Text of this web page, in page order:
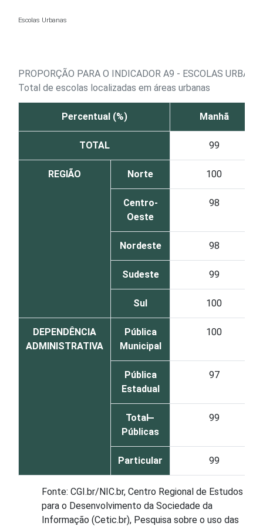
Escolas Urbanas
PROPORÇÃO PARA O INDICADOR A9 - ESCOLAS
Total de escolas localizadas em áreas urbanas
Percentual (%) Manhã
TOTAL 99
REGIÃO Norte 100
Centro-
Oeste
98
Nordeste 98
Sudeste 99
Sul 100
DEPENDÊNCIA
ADMINISTRATIVA
Pública
Municipal
100
Pública
Estadual
97
Total ̶
Públicas
99
Particular 99
Fonte: CGI.br/NIC.br, Centro Regional de Estudos
para o Desenvolvimento da Sociedade da
Informação (Cetic.br), Pesquisa sobre o uso das